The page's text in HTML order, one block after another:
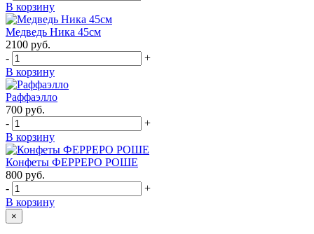
В корзину
Медведь Ника 45см
2100 руб.
-
+
В корзину
Раффаэлло
700 руб.
-
+
В корзину
Конфеты ФЕРРЕРО РОШЕ
800 руб.
-
+
В корзину
×